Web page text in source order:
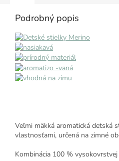
Podrobný popis
Veľmi mäkká aromatická detská
vlastnosťami, určená na zimné
Kombinácia 100 %